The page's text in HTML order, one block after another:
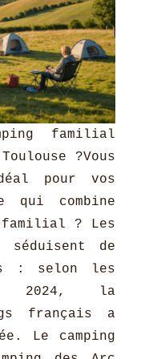
familial
?Vous
pour vos
qui combine
? Les
séduisent de
: selon les
2024, la
français a
Le camping